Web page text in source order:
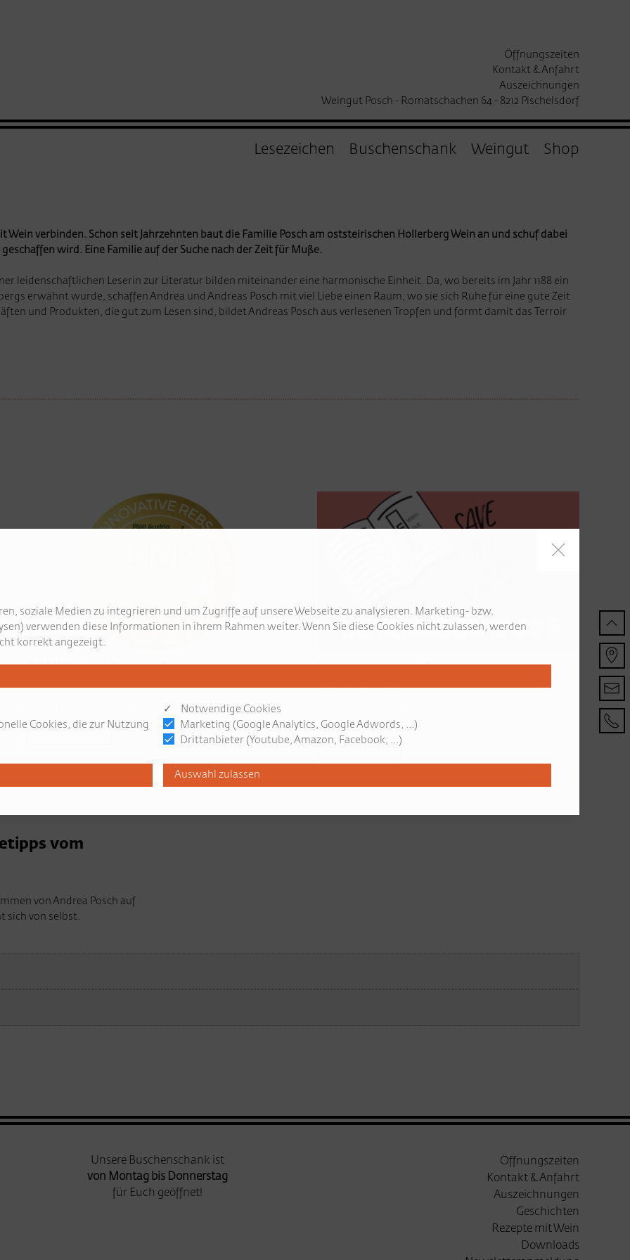
Öffnungszeiten
Kontakt & Anfahrt
Auszeichnungen
Weingut Posch - Romatschachen 64 - 8212 Pischelsdorf
Lesezeichen Buschenschank Weingut Shop
verbinden. Schon seit Jahrzehnten baut die Familie Posch am oststeirischen Hollerberg Wein an und schuf dabei
wird. Eine Familie auf der Suche nach der Zeit für Muße.
leidenschaftlichen Leserin zur Literatur bilden miteinander eine harmonische Einheit. Da, wo bereits im Jahr 1188 ein
erwähnt wurde, schaffen Andrea und Andreas Posch mit viel Liebe einen Raum, wo sie sich Ruhe für eine gute Zeit
und Produkten, die gut zum Lesen sind, bildet Andreas Posch aus verlesenen Tropfen und formt damit das Terroir
PIWI Wine Award Austria 2026
GOLD
Unser Muscaris wurde ausgezeichnet...
Lesungen 2026
SAVE THE DATES
Weingut in diesem Jahr.
vom
von Andrea Posch auf
sich von selbst.
Unsere Buschenschank ist
von Montag bis Donnerstag
für Euch geöffnet!
Öffnungszeiten
Kontakt & Anfahrt
Auszeichnungen
Geschichten
Rezepte mit Wein
Downloads
soziale Medien zu integrieren und um Zugriffe auf unsere Webseite zu analysieren. Marketing- bzw.
verwenden diese Informationen in ihrem Rahmen weiter. Wenn Sie diese Cookies nicht zulassen, werden
korrekt angezeigt.
Cookies, die zur Nutzung
✓ Notwendige Cookies
Marketing (Google Analytics, Google Adwords, ...)
Drittanbieter (Youtube, Amazon, Facebook, ...)